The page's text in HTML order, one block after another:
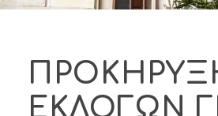
ΕΚΛΟΓΩΝ